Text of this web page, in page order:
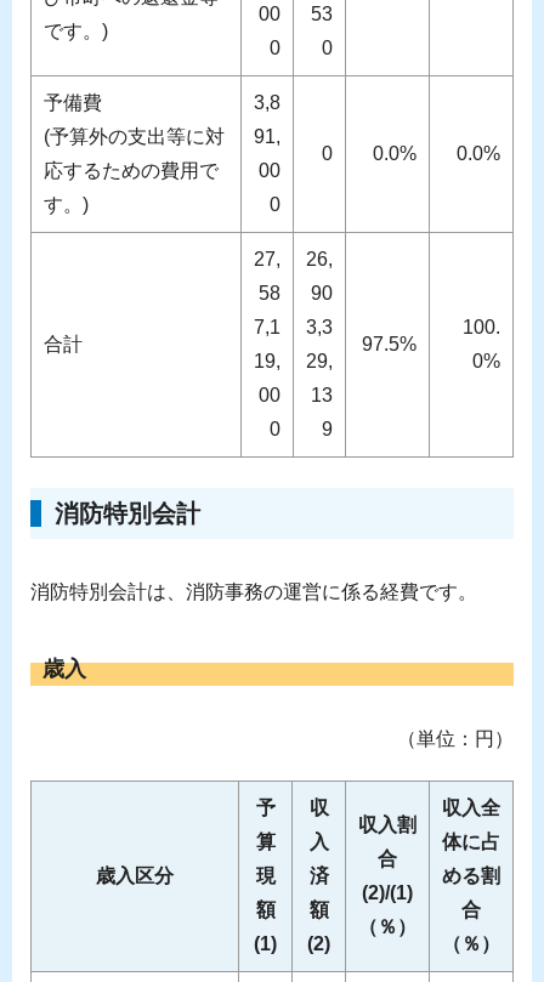
です。)
00
0
53
0
予備費
(予算外の支出等に対
応するための費用で
す。)
3,8
91,
00
0
0 0.0% 0.0%
合計
27,
58
7,1
19,
00
0
26,
90
3,3
29,
13
9
97.5%
100.
0%
消防特別会計
消防特別会計は、消防事務の運営に係る経費です。
歳入
（単位：円）
歳入区分
予
算
現
額
(1)
収
入
済
額
(2)
収入割
合
(2)/(1)
（％）
収入全
体に占
める割
合
（％）